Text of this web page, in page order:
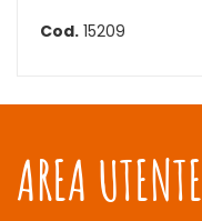
Cod. 15209
AREA UTENTE